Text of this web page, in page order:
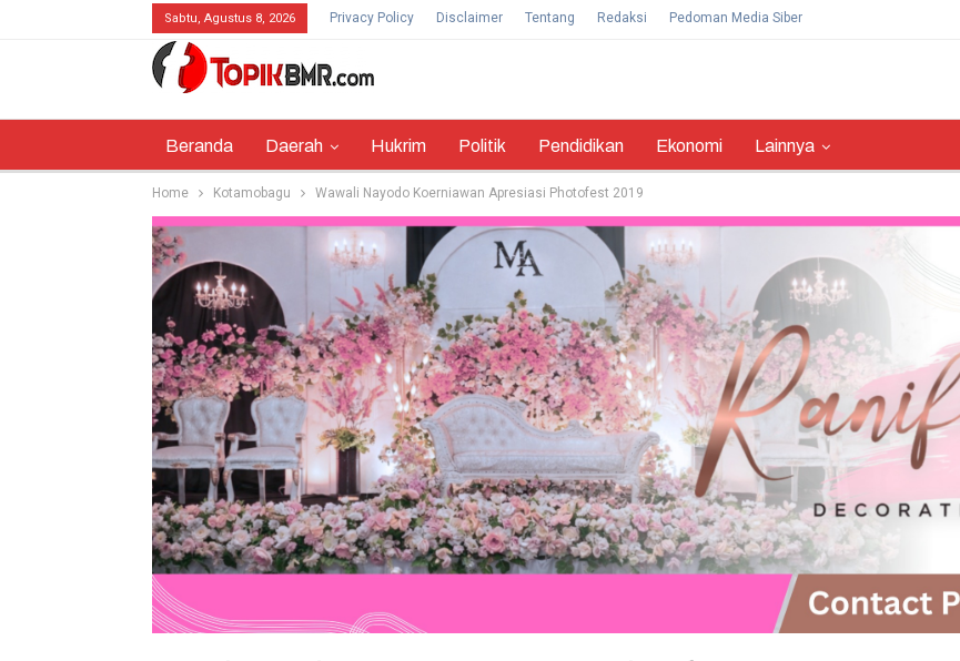
Sabtu, Agustus 8, 2026 Privacy Policy Disclaimer Tentang Redaksi Pedoman Media Siber
Beranda Daerah Hukrim Politik Pendidikan Ekonomi Lainnya
Home Kotamobagu Wawali Nayodo Koerniawan Apresiasi Photofest 2019